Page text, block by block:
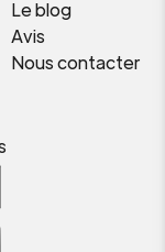
Le blog
Avis
Nous contacter